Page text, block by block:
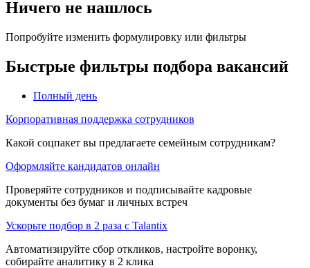
Ничего не нашлось
Попробуйте изменить формулировку или фильтры
Быстрые фильтры подбора вакансий
Полный день
Корпоративная поддержка сотрудников
Какой соцпакет вы предлагаете семейным сотрудникам?
Оформляйте кандидатов онлайн
Проверяйте сотрудников и подписывайте кадровые
документы без бумаг и личных встреч
Ускорьте подбор в 2 раза с Talantix
Автоматизируйте сбор откликов, настройте воронку,
собирайте аналитику в 2 клика